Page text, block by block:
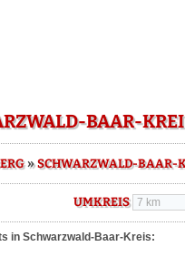
BAAR-
»SCHWARZWALD-BAAR-
UMKREIS
in Schwarzwald-Baar-Kreis: